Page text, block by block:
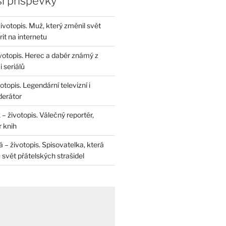
Muž, který změnil svět
na internetu
Herec a dabér známý z
seriálů
Legendární televizní i
životopis. Válečný reportér,
knih
– životopis. Spisovatelka, která
přátelských strašidel